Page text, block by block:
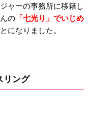
ャーの事務所に移籍し
の 「七光り」でいじめ
になりました。
リング